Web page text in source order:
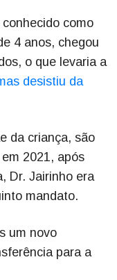
como
4 anos, chegou
o que levaria a
desistiu da
da criança, são
2021, após
Dr. Jairinho era
mandato.
um novo
para a